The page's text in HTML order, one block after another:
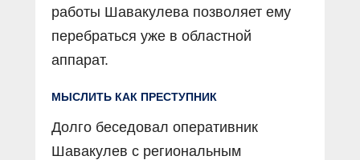
работы Шавакулева позволяет ему
перебраться уже в областной
аппарат.
МЫСЛИТЬ КАК ПРЕСТУПНИК
Долго беседовал оперативник
Шавакулев с региональным